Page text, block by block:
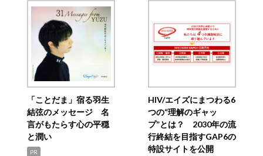
「ことだま」宿る羽生
結弦のメッセージ 名
言がもたらす心の平穏
と潤い
PR
HIV/エイズにまつわる6
つの“理解のギャッ
プ”とは？ 2030年の流
行終結を目指すGAP6の
特設サイトを公開